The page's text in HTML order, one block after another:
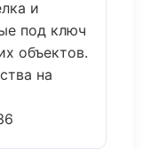
и
под ключ
объектов.
на